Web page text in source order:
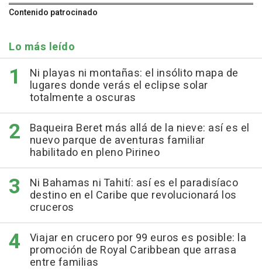
Contenido patrocinado
Lo más leído
Ni playas ni montañas: el insólito mapa de
lugares donde verás el eclipse solar
totalmente a oscuras
Baqueira Beret más allá de la nieve: así es el
nuevo parque de aventuras familiar
habilitado en pleno Pirineo
Ni Bahamas ni Tahití: así es el paradisíaco
destino en el Caribe que revolucionará los
cruceros
Viajar en crucero por 99 euros es posible: la
promoción de Royal Caribbean que arrasa
entre familias